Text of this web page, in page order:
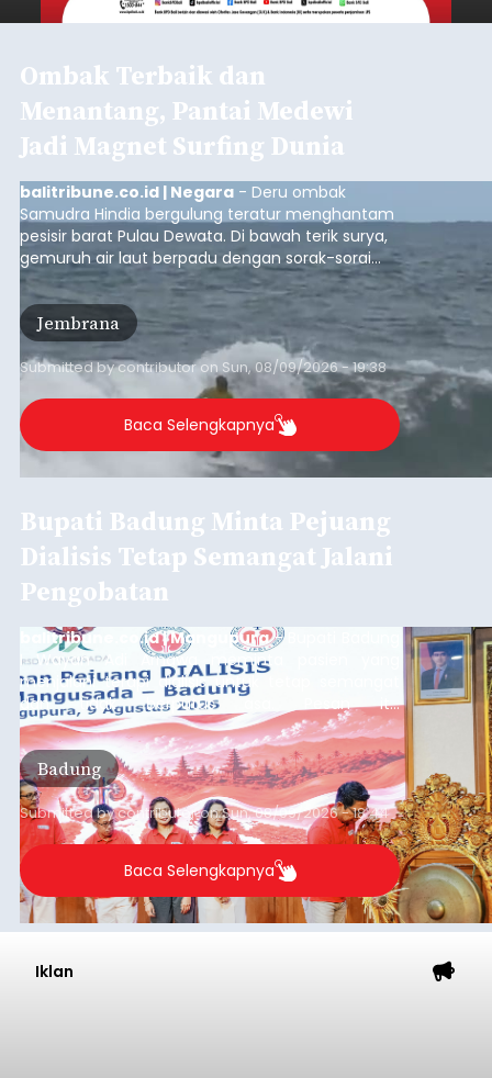
Ombak Terbaik dan
Menantang, Pantai Medewi
Jadi Magnet Surfing Dunia
balitribune.co.id | Negara - Deru ombak
Samudra Hindia bergulung teratur menghantam
pesisir barat Pulau Dewata. Di bawah terik surya,
gemuruh air laut berpadu dengan sorak-sorai
penonton yang memadati Pantai Medewi,
Kecamatan Pekutatan pada Minggu (9/8/2026).
Ratusan peselancar dari berbagai penjuru
nusantara berkompetisi menaklukan ombak
terbaik dan menantang.
Jembrana
Submitted bycontributoron Sun, 08/09/2026 - 19:38
Baca Selengkapnya
Bupati Badung Minta Pejuang
Dialisis Tetap Semangat Jalani
Pengobatan
balitribune.co.id | Mangupura- Bupati Badung
I Wayan Adi Arnawa meminta pasien yang
menjalani terapi dialisis untuk tetap semangat
dan tidak berputus asa. Pesan itu
disampaikannya saat menghadiri Sarasehan
Pejuang Dialisis yang digelar RSD Mangusada di
Ruang Kertha Gosana, Puspem Badung, Minggu
(9/8/2026).
Badung
Submitted bycontributoronSun, 08/09/2026 - 18:44
Baca Selengkapnya
Iklan